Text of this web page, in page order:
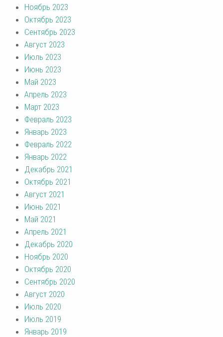
Ноябрь 2023
Октябрь 2023
Сентябрь 2023
Август 2023
Июль 2023
Июнь 2023
Май 2023
Апрель 2023
Март 2023
Февраль 2023
Январь 2023
Февраль 2022
Январь 2022
Декабрь 2021
Октябрь 2021
Август 2021
Июнь 2021
Май 2021
Апрель 2021
Декабрь 2020
Ноябрь 2020
Октябрь 2020
Сентябрь 2020
Август 2020
Июль 2020
Июль 2019
Январь 2019